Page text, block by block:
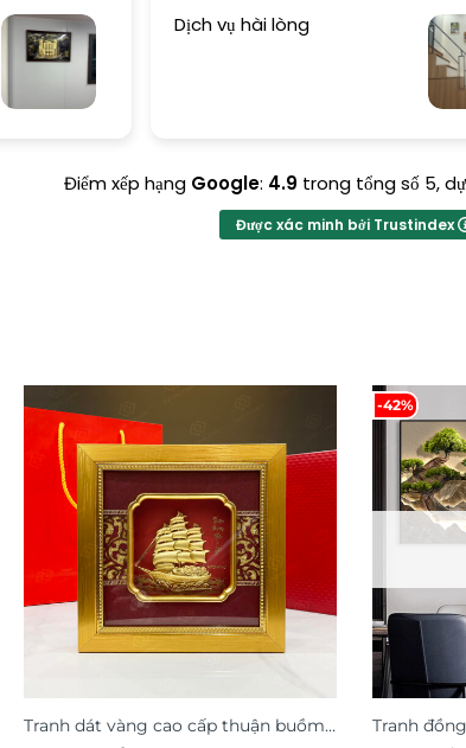
Dịch vụ hài lòng
Điểm xếp hạng Google: 4.9 trong tổng số 5,
Được xác minh bởi Trustindex
Tranh dát vàng cao cấp thuận buồm
-42%
Tranh